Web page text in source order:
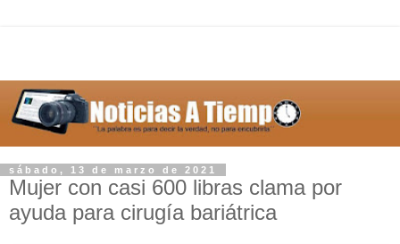
sábado, 13 de marzo de 2021
Mujer con casi 600 libras clama por
ayuda para cirugía bariátrica